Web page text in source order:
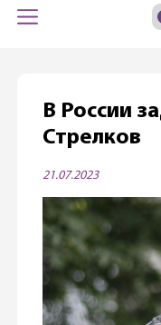
В России
Стрелков
21.07.2023